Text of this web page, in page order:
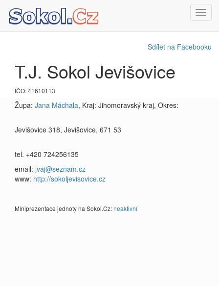
Sdílet na Facebooku
T.J. Sokol Jevišovice
IČO: 41610113
Župa: Jana Máchala, Kraj: Jihomoravský kraj, Okres:
Jevišovice 318, Jevišovice, 671 53
tel. +420 724256135
email: jvaj@seznam.cz
www: http://sokoljevisovice.cz
Miniprezentace jednoty na Sokol.Cz:neaktivní